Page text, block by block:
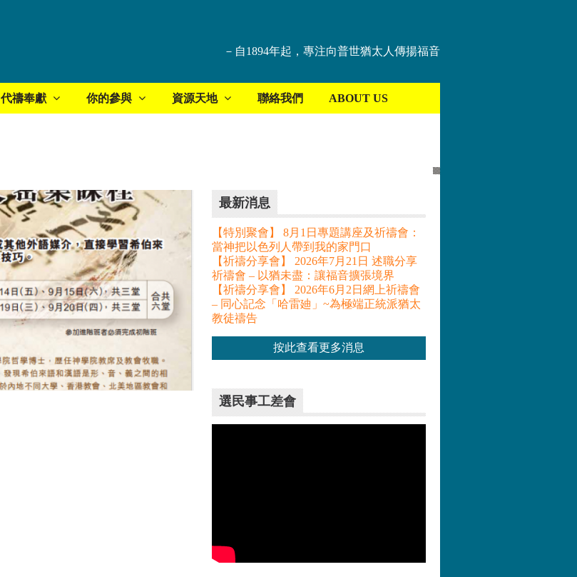
－自1894年起，專注向普世猶太人傳揚福音
代禱奉獻 你的參與 資源天地 聯絡我們 ABOUT US
最新消息
【特別聚會】 8月1日專題講座及祈禱會：
當神把以色列人帶到我的家門口
【祈禱分享會】 2026年7月21日 述職分享
祈禱會 – 以猶未盡：讓福音擴張境界
【祈禱分享會】 2026年6月2日網上祈禱會
– 同心記念「哈雷廸」~為極端正統派猶太
教徒禱告
按此查看更多消息
選民事工差會